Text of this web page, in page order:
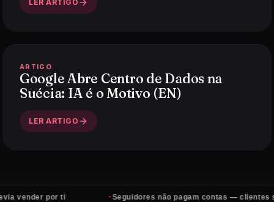
LER ARTIGO
ARTIGO
Google Abre Centro de Dados na
Suécia: IA é o Motivo (EN)
LER ARTIGO
ti · Seguidores não pagam contas — clientes sim